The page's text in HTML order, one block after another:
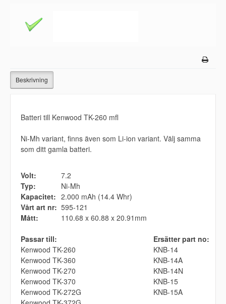
Beskrivning
Batteri till Kenwood TK-260 mfl
Ni-Mh variant, finns även som Li-ion variant. Välj samma
som ditt gamla batteri.
Volt:
7.2
Typ:
Ni-Mh
Kapacitet: 2.000 mAh (14.4 Whr)
Vårt art nr: 595-121
Mått:
110.68 x 60.88 x 20.91mm
Passar till:
Ersätter part no:
Kenwood TK-260
Kenwood TK-360
Kenwood TK-270
Kenwood TK-370
Kenwood TK-272G
KNB-14
KNB-14A
KNB-14N
KNB-15
KNB-15A